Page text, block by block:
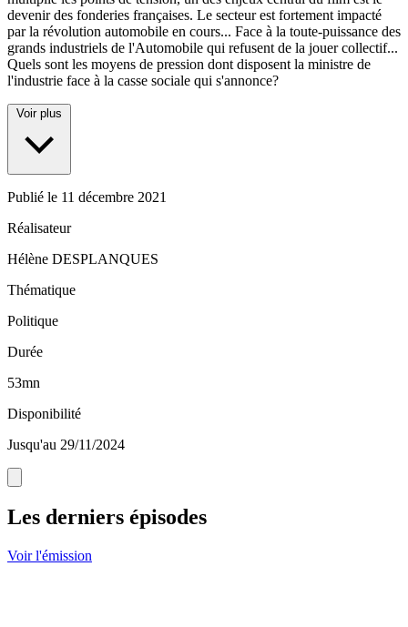
devenir des fonderies françaises. Le secteur est fortement impacté
par la révolution automobile en cours... Face à la toute-puissance des
grands industriels de l'Automobile qui refusent de la jouer collectif...
Quels sont les moyens de pression dont disposent la ministre de
l'industrie face à la casse sociale qui s'annonce?
Voir plus
Publié le 11 décembre 2021
Réalisateur
Hélène DESPLANQUES
Thématique
Politique
Durée
53mn
Disponibilité
Jusqu'au 29/11/2024
Les derniers épisodes
Voir l'émission